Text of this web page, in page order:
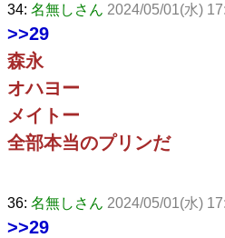
34: 名無しさん 2024/05/01(水)
>>29
森永
オハヨー
メイトー
全部本当のプリンだ
36: 名無しさん 2024/05/01(水)
>>29